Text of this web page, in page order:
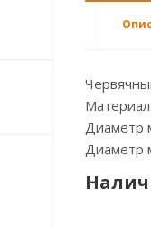
Диаметр
Диаметр